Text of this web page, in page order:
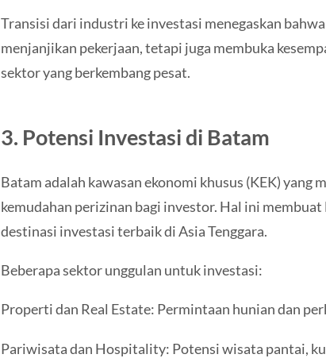
Transisi dari industri ke investasi menegaskan
menjanjikan pekerjaan, tetapi juga membuka
sektor yang berkembang pesat.
3. Potensi Investasi di Batam
Batam adalah kawasan ekonomi khusus (KEK) yang
kemudahan perizinan bagi investor. Hal ini
destinasi investasi terbaik di Asia Tenggara.
Beberapa sektor unggulan untuk investasi:
Properti dan Real Estate: Permintaan hunian dan
Pariwisata dan Hospitality: Potensi wisata pantai,